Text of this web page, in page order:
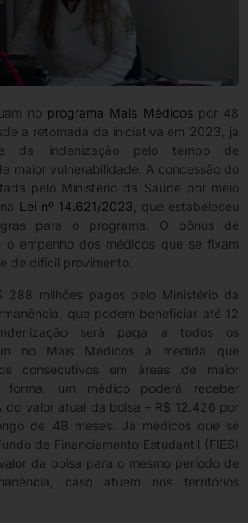
no programa Mais Médicospor 48
a retomada da iniciativa em 2023, já
da indenização pelo tempo de
maior vulnerabilidade. A concessão do
pelo Ministério da Saúde por meio
Lei nº 14.621/2023, que estabeleceu
para o programa. O bônus de
o empenho dos médicos que se fixam
de difícil provimento.
288 milhões pagos pelo Ministério da
que podem beneficiar até 12
será paga a todos os
no Mais Médicos à medida que
consecutivos em áreas de maior
forma, um médico poderá receber
do valor atual da bolsa – R$ 12.426 por
de 48 meses. Já médicos que se
de Financiamento Estudantil (FIES)
da bolsa para o mesmo período de
caso atuem nos territórios